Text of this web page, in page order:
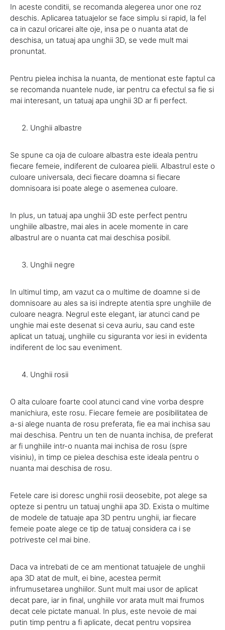
In aceste conditii, se recomanda alegerea unor one roz
deschis. Aplicarea tatuajelor se face simplu si rapid, la fel
ca in cazul oricarei alte oje, insa pe o nuanta atat de
deschisa, un tatuaj apa unghii 3D, se vede mult mai
pronuntat.
Pentru pielea inchisa la nuanta, de mentionat este faptul ca
se recomanda nuantele nude, iar pentru ca efectul sa fie si
mai interesant, un tatuaj apa unghii 3D ar fi perfect.
Unghii albastre
Se spune ca oja de culoare albastra este ideala pentru
fiecare femeie, indiferent de culoarea pielii. Albastrul este o
culoare universala, deci fiecare doamna si fiecare
domnisoara isi poate alege o asemenea culoare.
In plus, un tatuaj apa unghii 3D este perfect pentru
unghiile albastre, mai ales in acele momente in care
albastrul are o nuanta cat mai deschisa posibil.
Unghii negre
In ultimul timp, am vazut ca o multime de doamne si de
domnisoare au ales sa isi indrepte atentia spre unghiile de
culoare neagra. Negrul este elegant, iar atunci cand pe
unghie mai este desenat si ceva auriu, sau cand este
aplicat un tatuaj, unghiile cu siguranta vor iesi in evidenta
indiferent de loc sau eveniment.
Unghii rosii
O alta culoare foarte cool atunci cand vine vorba despre
manichiura, este rosu. Fiecare femeie are posibilitatea de
a-si alege nuanta de rosu preferata, fie ea mai inchisa sau
mai deschisa. Pentru un ten de nuanta inchisa, de preferat
ar fi unghiile intr-o nuanta mai inchisa de rosu (spre
visiniu), in timp ce pielea deschisa este ideala pentru o
nuanta mai deschisa de rosu.
Fetele care isi doresc unghii rosii deosebite, pot alege sa
opteze si pentru un tatuaj unghii apa 3D. Exista o multime
de modele de tatuaje apa 3D pentru unghii, iar fiecare
femeie poate alege ce tip de tatuaj considera ca i se
potriveste cel mai bine.
Daca va intrebati de ce am mentionat tatuajele de unghii
apa 3D atat de mult, ei bine, acestea permit
infrumusetarea unghiilor. Sunt mult mai usor de aplicat
decat pare, iar in final, unghiile vor arata mult mai frumos
decat cele pictate manual. In plus, este nevoie de mai
putin timp pentru a fi aplicate, decat pentru vopsirea